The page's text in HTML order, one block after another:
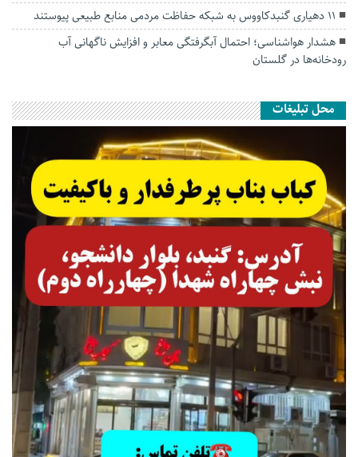
۱۱ دهیاری گنبدکاووس به شبکه حفاظت مردمی منابع طبیعی پیوستند
هشدار هواشناسی؛ احتمال آبگرفتگی معابر و افزایش ناگهانی آب
رودخانه‌ها در گلستان
محل تبلیغات